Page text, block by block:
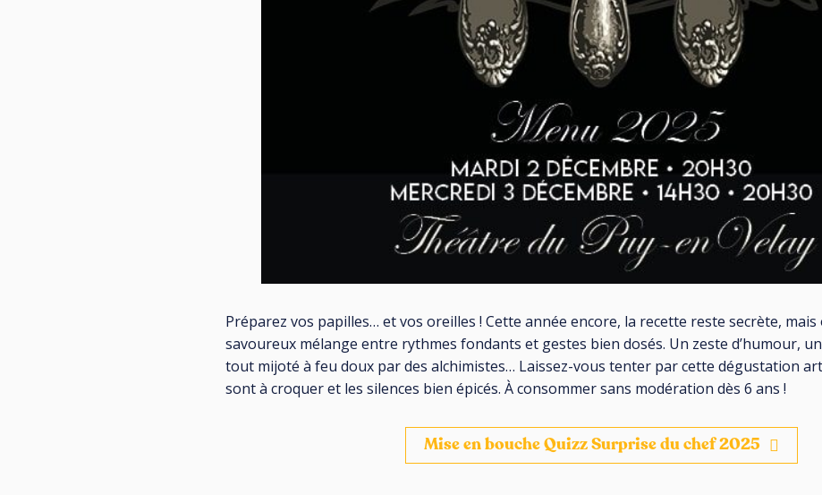
Préparez vos papilles… et vos oreilles ! Cette année encore, la recette reste secrète,
savoureux mélange entre rythmes fondants et gestes bien dosés. Un zeste d’humour,
tout mijoté à feu doux par des alchimistes… Laissez-vous tenter par cette dégustation
sont à croquer et les silences bien épicés. À consommer sans modération dès 6 ans !
Mise en bouche Quizz Surprise du chef 2025